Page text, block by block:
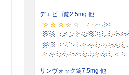
デエビゴ錠2.5mg 他
リンヴォック錠7.5mg 他